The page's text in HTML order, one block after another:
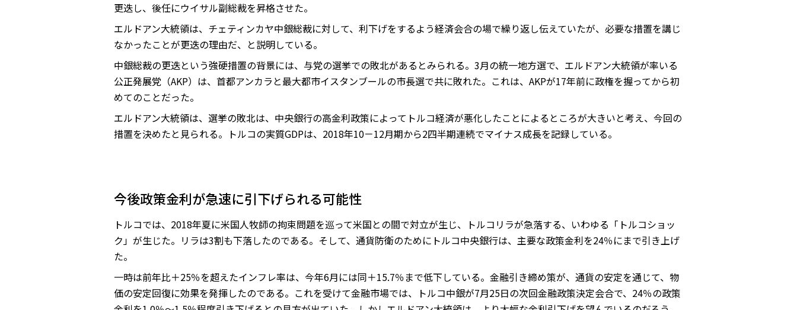
更迭し、後任にウイサル副総裁を昇格させた。
エルドアン大統領は、チェティンカヤ中銀総裁に対して、利下げをするよう経済会合の場で繰り返し伝えていたが、必要な措置を講じ
なかったことが更迭の理由だ、と説明している。
中銀総裁の更迭という強硬措置の背景には、与党の選挙での敗北があるとみられる。3月の統一地方選で、エルドアン大統領が率いる
公正発展党（AKP）は、首都アンカラと最大都市イスタンブールの市長選で共に敗れた。これは、AKPが17年前に政権を握ってから初
めてのことだった。
エルドアン大統領は、選挙の敗北は、中央銀行の高金利政策によってトルコ経済が悪化したことによるところが大きいと考え、今回の
措置を決めたと見られる。トルコの実質GDPは、2018年10－12月期から2四半期連続でマイナス成長を記録している。
今後政策金利が急速に引下げられる可能性
トルコでは、2018年夏に米国人牧師の拘束問題を巡って米国との間で対立が生じ、トルコリラが急落する、いわゆる「トルコショッ
ク」が生じた。リラは3割も下落したのである。そして、通貨防衛のためにトルコ中央銀行は、主要な政策金利を24％にまで引き上げ
た。
一時は前年比＋25％を超えたインフレ率は、今年6月には同＋15.7％まで低下している。金融引き締め策が、通貨の安定を通じて、物
価の安定回復に効果を発揮したのである。これを受けて金融市場では、トルコ中銀が7月25日の次回金融政策決定会合で、24％の政策